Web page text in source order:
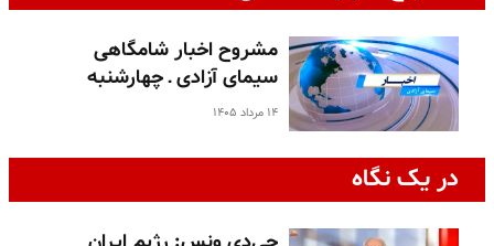
مشروح اخبار شامگاهی
سیمای آزادی ـ چهارشنبه
۱۴ مرداد ۱۴۰۵
در یک نگاه